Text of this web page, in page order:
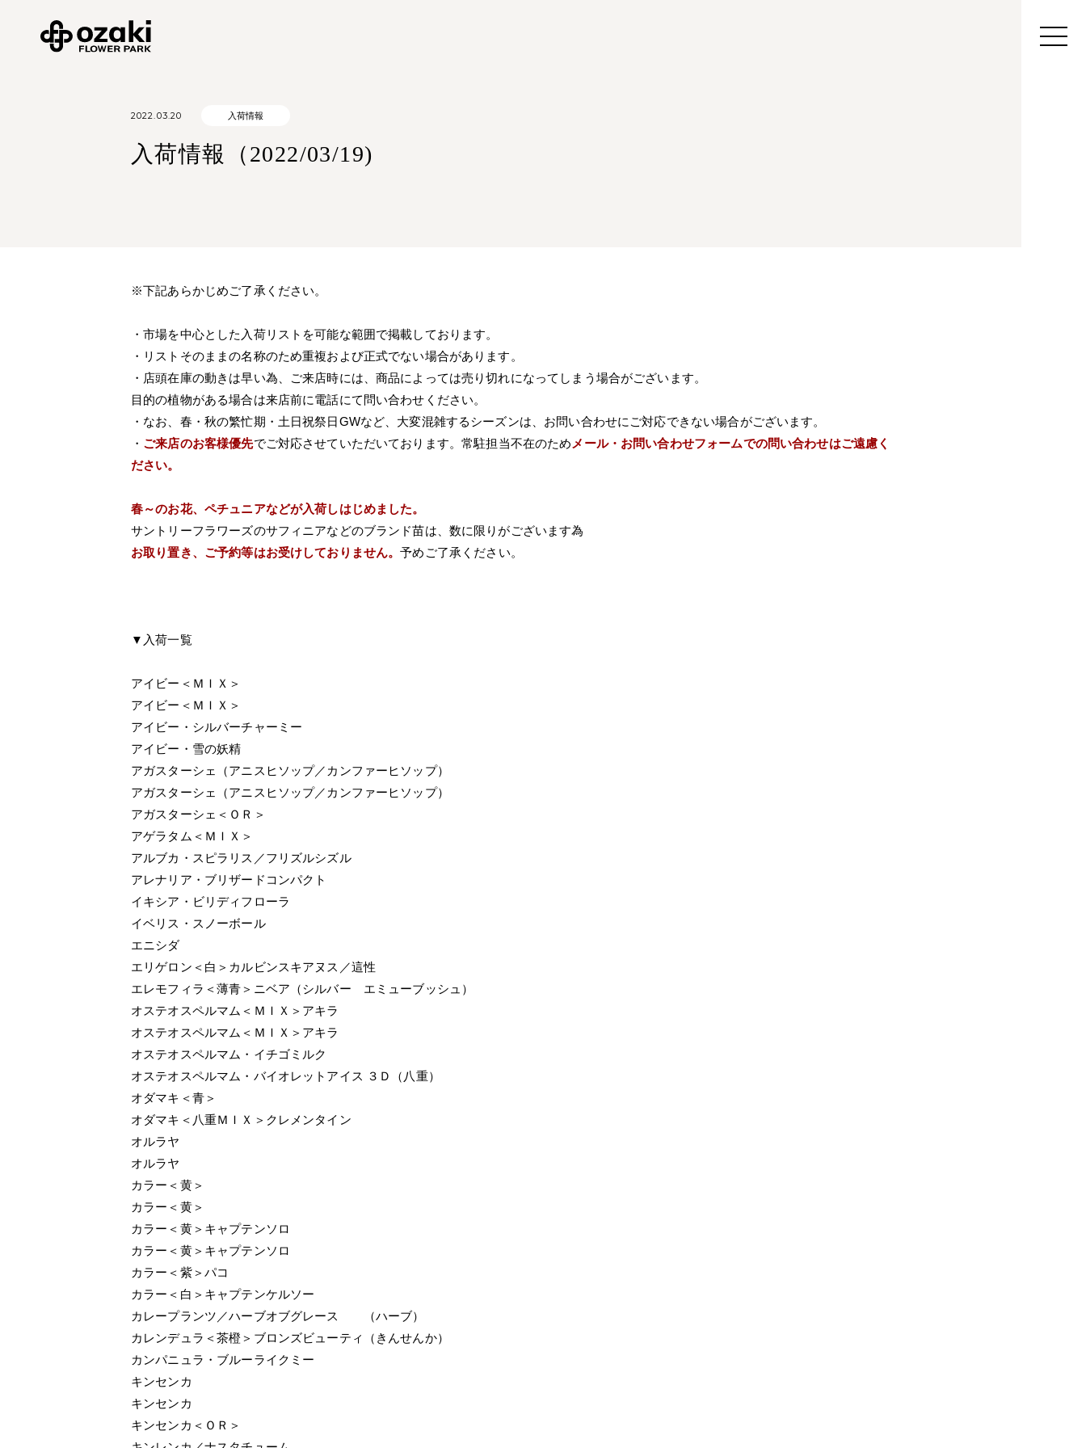
2022.03.20 入荷情報
入荷情報（2022/03/19)
※下記あらかじめご了承ください。
・市場を中心とした入荷リストを可能な範囲で掲載しております。
・リストそのままの名称のため重複および正式でない場合があります。
・店頭在庫の動きは早い為、ご来店時には、商品によっては売り切れになってしまう場合がございます。
目的の植物がある場合は来店前に電話にて問い合わせください。
・なお、春・秋の繁忙期・土日祝祭日GWなど、大変混雑するシーズンは、お問い合わせにご対応できない場合がございます。
・ ご来店のお客様優先でご対応させていただいております。常駐担当不在のため メール・お問い合わせフォームでの問い合わせはご遠慮く
ださい。
春～のお花、ペチュニアなどが入荷しはじめました。
サントリーフラワーズのサフィニアなどのブランド苗は、数に限りがございます為
お取り置き、ご予約等はお受けしておりません。予めご了承ください。
▼入荷一覧
アイビー＜ＭＩＸ＞
アイビー＜ＭＩＸ＞
アイビー・シルバーチャーミー
アイビー・雪の妖精
アガスターシェ（アニスヒソップ／カンファーヒソップ）
アガスターシェ（アニスヒソップ／カンファーヒソップ）
アガスターシェ＜ＯＲ＞
アゲラタム＜ＭＩＸ＞
アルブカ・スピラリス／フリズルシズル
アレナリア・ブリザードコンパクト
イキシア・ビリディフローラ
イベリス・スノーボール
エニシダ
エリゲロン＜白＞カルビンスキアヌス／這性
エレモフィラ＜薄青＞ニベア（シルバー エミューブッシュ）
オステオスペルマム＜ＭＩＸ＞アキラ
オステオスペルマム＜ＭＩＸ＞アキラ
オステオスペルマム・イチゴミルク
オステオスペルマム・バイオレットアイス ３Ｄ（八重）
オダマキ＜青＞
オダマキ＜八重ＭＩＸ＞クレメンタイン
オルラヤ
オルラヤ
カラー＜黄＞
カラー＜黄＞
カラー＜黄＞キャプテンソロ
カラー＜黄＞キャプテンソロ
カラー＜紫＞パコ
カラー＜白＞キャプテンケルソー
カレープランツ／ハーブオブグレース （ハーブ）
カレンデュラ＜茶橙＞ブロンズビューティ（きんせんか）
カンパニュラ・ブルーライクミー
キンセンカ
キンセンカ
キンセンカ＜ＯＲ＞